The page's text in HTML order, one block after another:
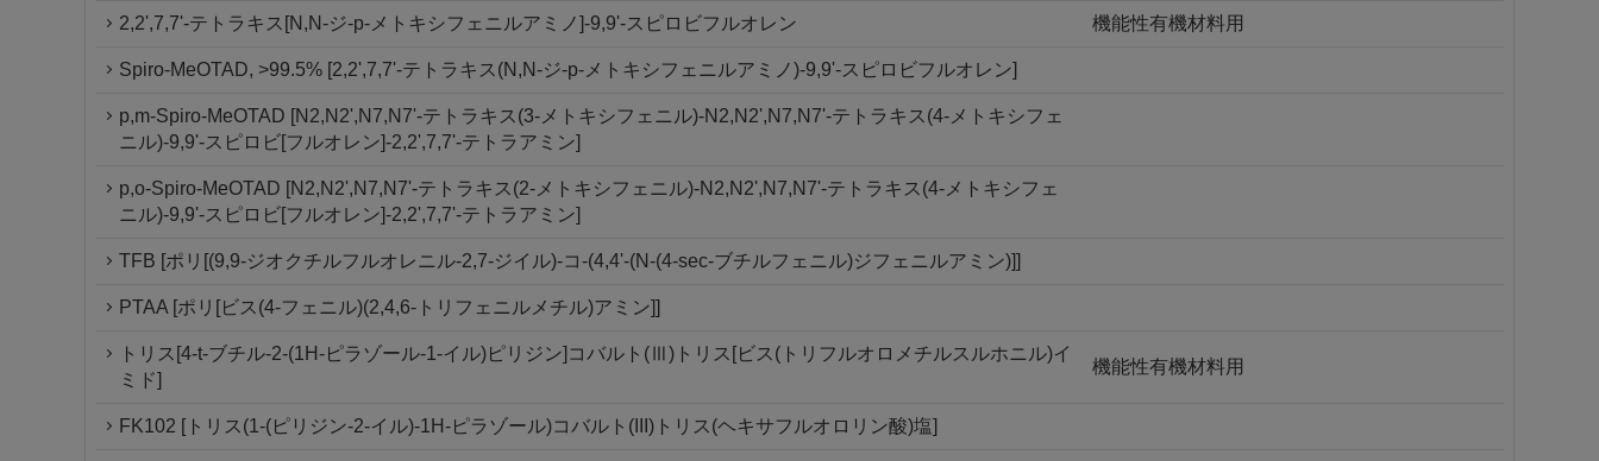
2,2',7,7'-テトラキス[N,N-ジ-p-メトキシフェニルアミノ]-9,9'-スピロビフルオレン 機能性有機材料用
Spiro-MeOTAD, >99.5% [2,2',7,7'-テトラキス(N,N-ジ-p-メトキシフェニルアミノ)-9,9'-スピロビフルオレン]
p,m-Spiro-MeOTAD [N2,N2',N7,N7'-テトラキス(3-メトキシフェニル)-N2,N2',N7,N7'-テトラキス(4-メトキシフェ
ニル)-9,9'-スピロビ[フルオレン]-2,2',7,7'-テトラアミン]
p,o-Spiro-MeOTAD [N2,N2',N7,N7'-テトラキス(2-メトキシフェニル)-N2,N2',N7,N7'-テトラキス(4-メトキシフェ
ニル)-9,9'-スピロビ[フルオレン]-2,2',7,7'-テトラアミン]
TFB [ポリ[(9,9-ジオクチルフルオレニル-2,7-ジイル)-コ-(4,4'-(N-(4-sec-ブチルフェニル)ジフェニルアミン)]]
PTAA [ポリ[ビス(4-フェニル)(2,4,6-トリフェニルメチル)アミン]]
トリス[4-t-ブチル-2-(1H-ピラゾール-1-イル)ピリジン]コバルト(Ⅲ)トリス[ビス(トリフルオロメチルスルホニル)イ
ミド]
機能性有機材料用
FK102 [トリス(1-(ピリジン-2-イル)-1H-ピラゾール)コバルト(III)トリス(ヘキサフルオロリン酸)塩]